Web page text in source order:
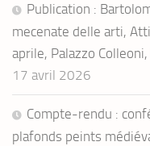
Publication :
mecenate delle arti,
aprile, Palazzo
17 avril 2026
Compte-rendu :
plafonds peints